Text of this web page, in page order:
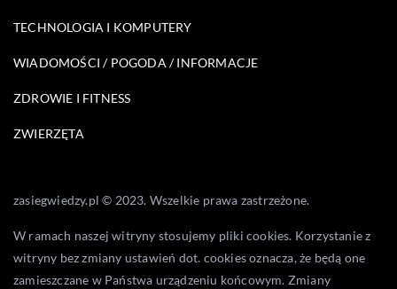
TECHNOLOGIA I KOMPUTERY
WIADOMOŚCI / POGODA / INFORMACJE
ZDROWIE I FITNESS
ZWIERZĘTA
zasiegwiedzy.pl © 2023. Wszelkie prawa zastrzeżone.
W ramach naszej witryny stosujemy pliki cookies. Korzystanie z
witryny bez zmiany ustawień dot. cookies oznacza, że będą one
zamieszczane w Państwa urządzeniu końcowym. Zmiany